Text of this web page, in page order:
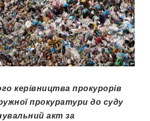
керівництва прокурорів
прокуратури до суду
акт за